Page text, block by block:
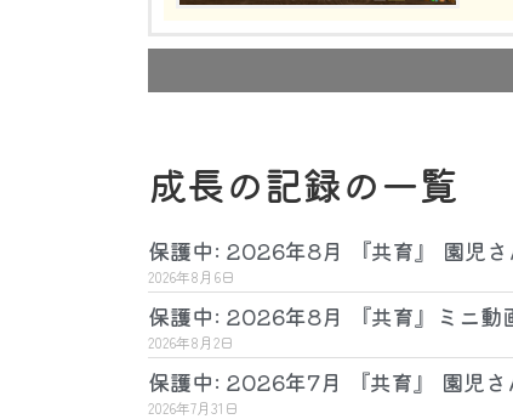
成長の記録の一覧
保護中: 2026年8月 『共育』 園児さ
2026年8月6日
保護中: 2026年8月 『共育』ミニ動
2026年8月2日
保護中: 2026年7月 『共育』 園児さ
2026年7月31日